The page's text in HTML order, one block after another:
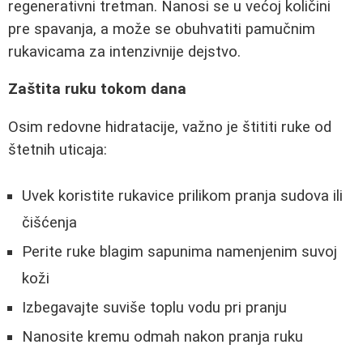
regenerativni tretman. Nanosi se u većoj količini
pre spavanja, a može se obuhvatiti pamučnim
rukavicama za intenzivnije dejstvo.
Zaštita ruku tokom dana
Osim redovne hidratacije, važno je štititi ruke od
štetnih uticaja:
Uvek koristite rukavice prilikom pranja sudova ili
čišćenja
Perite ruke blagim sapunima namenjenim suvoj
koži
Izbegavajte suviše toplu vodu pri pranju
Nanosite kremu odmah nakon pranja ruku